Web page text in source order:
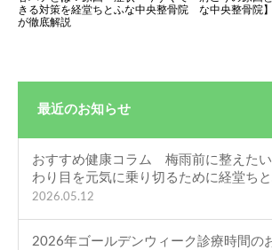
きる対策を経堂ちとふな中央整骨院
が徹底解説
な中央整骨院】
最近のお知らせ
おすすめ健康コラム 梅雨前に整えた
わり目を元気に乗り切るために経堂ち
2026.05.12
2026年ゴールデンウィーク診療時間の